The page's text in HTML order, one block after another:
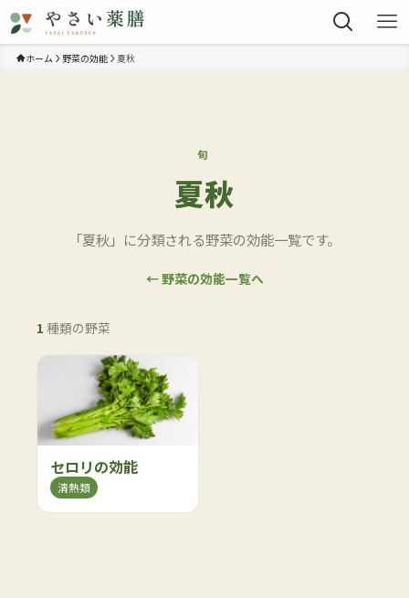
ホーム 野菜の効能 夏秋
旬
夏秋
「夏秋」に分類される野菜の効能一覧です。
← 野菜の効能一覧へ
1 種類の野菜
セロリの効能
清熱類